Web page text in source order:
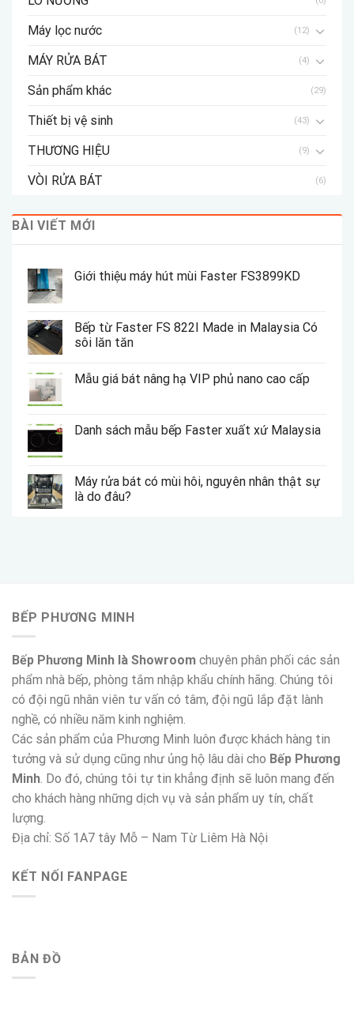
Máy lọc nước (12)
MÁY RỬA BÁT (4)
Sản phẩm khác (29)
Thiết bị vệ sinh (43)
THƯƠNG HIỆU (9)
VÒI RỬA BÁT (6)
BÀI VIẾT MỚI
Giới thiệu máy hút mùi Faster FS3899KD
Bếp từ Faster FS 822I Made in Malaysia Có
sôi lăn tăn
Mẫu giá bát nâng hạ VIP phủ nano cao cấp
Danh sách mẫu bếp Faster xuất xứ Malaysia
Máy rửa bát có mùi hôi, nguyên nhân thật sự
là do đâu?
BẾP PHƯƠNG MINH
Bếp Phương Minh là Showroom chuyên phân phối các sản
phẩm nhà bếp, phòng tắm nhập khẩu chính hãng. Chúng tôi
có đội ngũ nhân viên tư vấn có tâm, đội ngũ lắp đặt lành
nghề, có nhiều năm kinh nghiệm.
Các sản phẩm của Phương Minh luôn được khách hàng tin
tưởng và sử dụng cũng như ủng hộ lâu dài cho Bếp Phương
Minh. Do đó, chúng tôi tự tin khẳng định sẽ luôn mang đến
cho khách hàng những dịch vụ và sản phẩm uy tín, chất
lượng.
Địa chỉ: Số 1A7 tây Mỗ – Nam Từ Liêm Hà Nội
KẾT NỐI FANPAGE
BẢN ĐỒ